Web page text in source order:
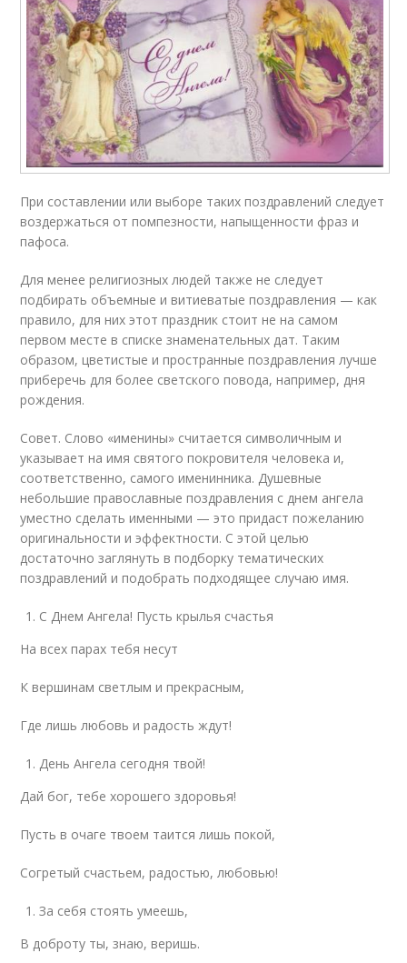
При составлении или выборе таких поздравлений следует
воздержаться от помпезности, напыщенности фраз и
пафоса.
Для менее религиозных людей также не следует
подбирать объемные и витиеватые поздравления — как
правило, для них этот праздник стоит не на самом
первом месте в списке знаменательных дат. Таким
образом, цветистые и пространные поздравления лучше
приберечь для более светского повода, например, дня
рождения.
Совет. Слово «именины» считается символичным и
указывает на имя святого покровителя человека и,
соответственно, самого именинника. Душевные
небольшие православные поздравления с днем ангела
уместно сделать именными — это придаст пожеланию
оригинальности и эффектности. С этой целью
достаточно заглянуть в подборку тематических
поздравлений и подобрать подходящее случаю имя.
С Днем Ангела! Пусть крылья счастья
На всех парах тебя несут
К вершинам светлым и прекрасным,
Где лишь любовь и радость ждут!
День Ангела сегодня твой!
Дай бог, тебе хорошего здоровья!
Пусть в очаге твоем таится лишь покой,
Согретый счастьем, радостью, любовью!
За себя стоять умеешь,
В доброту ты, знаю, веришь.